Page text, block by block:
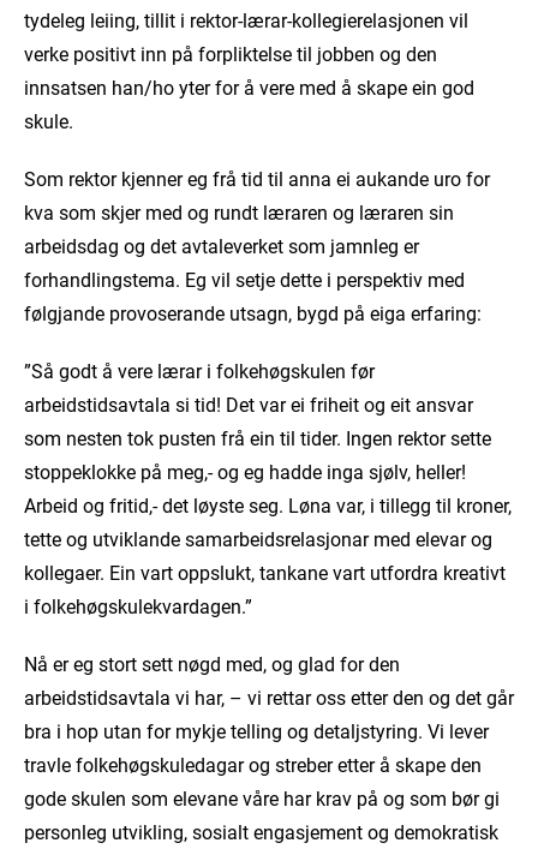
tydeleg leiing, tillit i rektor-lærar-kollegierelasjonen vil
verke positivt inn på forpliktelse til jobben og den
innsatsen han/ho yter for å vere med å skape ein god
skule.
Som rektor kjenner eg frå tid til anna ei aukande uro for
kva som skjer med og rundt læraren og læraren sin
arbeidsdag og det avtaleverket som jamnleg er
forhandlingstema. Eg vil setje dette i perspektiv med
følgjande provoserande utsagn, bygd på eiga erfaring:
”Så godt å vere lærar i folkehøgskulen før
arbeidstidsavtala si tid! Det var ei friheit og eit ansvar
som nesten tok pusten frå ein til tider. Ingen rektor sette
stoppeklokke på meg,- og eg hadde inga sjølv, heller!
Arbeid og fritid,- det løyste seg. Løna var, i tillegg til kroner,
tette og utviklande samarbeidsrelasjonar med elevar og
kollegaer. Ein vart oppslukt, tankane vart utfordra kreativt
i folkehøgskulekvardagen.”
Nå er eg stort sett nøgd med, og glad for den
arbeidstidsavtala vi har, – vi rettar oss etter den og det går
bra i hop utan for mykje telling og detaljstyring. Vi lever
travle folkehøgskuledagar og streber etter å skape den
gode skulen som elevane våre har krav på og som bør gi
personleg utvikling, sosialt engasjement og demokratisk